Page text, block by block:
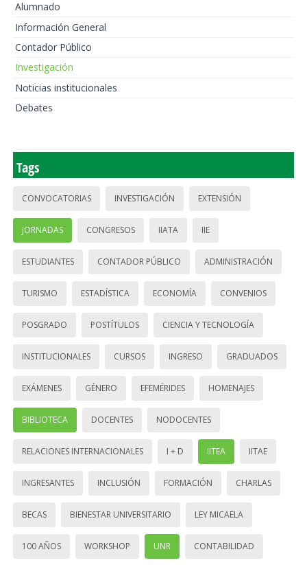
Alumnado
Información General
Contador Público
Investigación
Noticias institucionales
Debates
Tags
CONVOCATORIAS INVESTIGACIÓN EXTENSIÓN
JORNADAS CONGRESOS IIATA IIE
ESTUDIANTES CONTADOR PÚBLICO ADMINISTRACIÓN
TURISMO ESTADÍSTICA ECONOMÍA CONVENIOS
POSGRADO POSTÍTULOS CIENCIA Y TECNOLOGÍA
INSTITUCIONALES CURSOS INGRESO GRADUADOS
EXÁMENES GÉNERO EFEMÉRIDES HOMENAJES
BIBLIOTECA DOCENTES NODOCENTES
RELACIONES INTERNACIONALES I + D IITEA IITAE
INGRESANTES INCLUSIÓN FORMACIÓN CHARLAS
BECAS BIENESTAR UNIVERSITARIO LEY MICAELA
100 AÑOS WORKSHOP UNR CONTABILIDAD